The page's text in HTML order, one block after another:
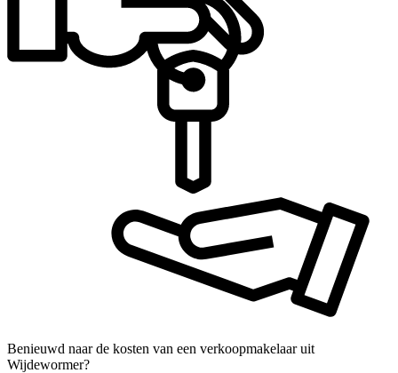
Benieuwd naar de kosten van een verkoopmakelaar uit
Wijdewormer?